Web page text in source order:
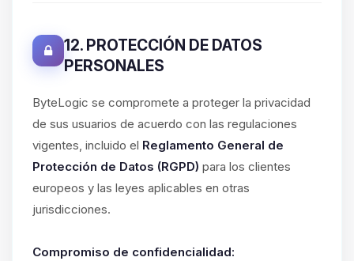
12. PROTECCIÓN DE DATOS
PERSONALES
ByteLogic se compromete a proteger la privacidad
de sus usuarios de acuerdo con las regulaciones
vigentes, incluido el Reglamento General de
Protección de Datos (RGPD) para los clientes
europeos y las leyes aplicables en otras
jurisdicciones.
Compromiso de confidencialidad: